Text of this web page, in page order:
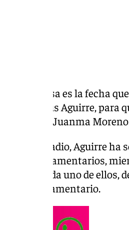
de julio. Esa es la fecha
Jesús Aguirre, para
sometería Juanma
Sur Radio, Aguirre
grupos parlamentarios,
con cada uno de ellos,
grupo parlamentario.